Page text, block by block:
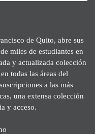
de Quito, abre sus
miles de estudiantes en
y actualizada colección
todas las áreas del
a las más
una extensa colección
y acceso.